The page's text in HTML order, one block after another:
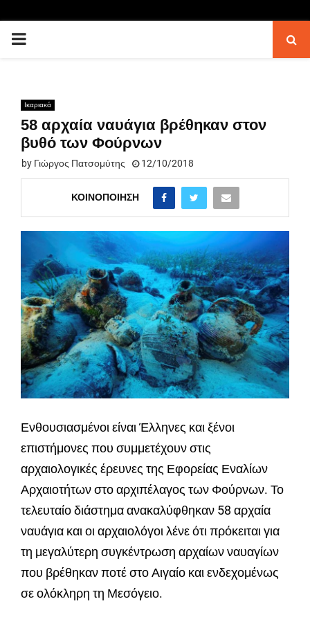
PRIMARY
Ικαριακά
58 αρχαία ναυάγια βρέθηκαν στον
βυθό των Φούρνων
by Γιώργος Πατσομύτης 12/10/2018
ΚΟΙΝΟΠΟΊΗΣΗ
Ενθουσιασμένοι είναι Έλληνες και ξένοι
επιστήμονες που συμμετέχουν στις
αρχαιολογικές έρευνες της Εφορείας Εναλίων
Αρχαιοτήτων στο αρχιπέλαγος των Φούρνων. Το
τελευταίο διάστημα ανακαλύφθηκαν 58 αρχαία
ναυάγια και οι αρχαιολόγοι λένε ότι πρόκειται για
τη μεγαλύτερη συγκέντρωση αρχαίων ναυαγίων
που βρέθηκαν ποτέ στο Αιγαίο και ενδεχομένως
σε ολόκληρη τη Μεσόγειο.